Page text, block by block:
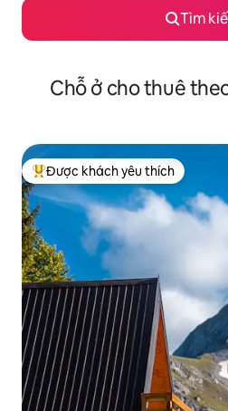
Tìm
Chỗ ở cho thuê
Được khách yêu thích nhất
Được khách yêu thích